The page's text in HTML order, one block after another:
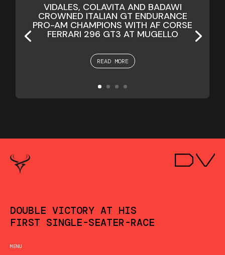
VIDALES, COLAVITA AND BADAWI
CROWNED ITALIAN GT ENDURANCE
PRO-AM CHAMPIONS WITH AF CORSE
FERRARI 296 GT3 AT MUGELLO
READ MORE
DOUBLE VICTORY AT HIS
FIRST SINGLE-SEATER-RACE
MENU